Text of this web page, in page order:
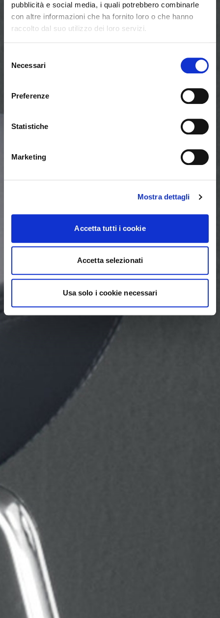
pubblicità e social media, i quali potrebbero combinarle
con altre informazioni che ha fornito loro o che hanno
raccolto dal suo utilizzo dei loro servizi.
delNecessari
Preferenze
Statistiche
Marketing
Mostra dettagli
Accetta tutti i cookie
Accetta selezionati
Usa solo i cookie necessari
Seems like you’re browsing from Close
International. Would you like to switch to the site in